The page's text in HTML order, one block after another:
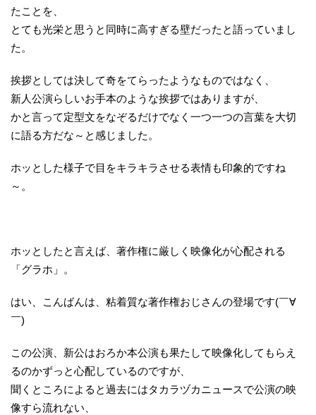
たことを、
とても光栄と思うと同時に高すぎる壁だったと語っていまし
た。
挨拶としては決して奇をてらったようなものではなく、
新人公演らしいお手本のような挨拶ではありますが、
かと言って定型文をなぞるだけでなく一つ一つの言葉を大切
に語る方だな～と感じました。
ホッとした様子で目をキラキラさせる表情も印象的ですね
～。
ホッとしたと言えば、著作権に厳しく映像化が心配される
「グラホ」。
はい、こんばんは、粘着質な著作権おじさんの登場です(￣∀
￣)
この公演、新公はおろか本公演も果たして映像化してもらえ
るのかずっと心配しているのですが、
聞くところによると過去にはタカラヅカニュースで公演の映
像すら流れない、